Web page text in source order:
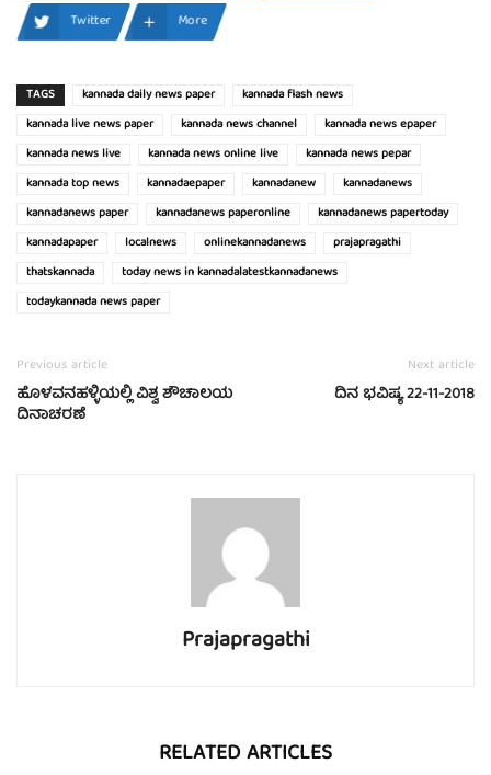
Twitter
More
TAGS kannada daily news paper
kannada flash news
kannada live news paper
kannada news channel
kannada news epaper
kannada news live
kannada news online live
kannada news pepar
kannada top news
kannadaepaper kannadanew
kannadanews
kannadanews paper
kannadanews paperonline
kannadanews papertoday
kannadapaper
localnews onlinekannadanews
prajapragathi
thatskannada
today news in kannadalatestkannadanews
todaykannada news paper
Previous article
ಹೊಳವನಹಳ್ಳಿಯಲ್ಲಿ ವಿಶ್ವ ಶೌಚಾಲಯ
ದಿನಾಚರಣೆ
Next article
ದಿನ ಭವಿಷ್ಯ 22-11-2018
Prajapragathi
RELATED ARTICLES